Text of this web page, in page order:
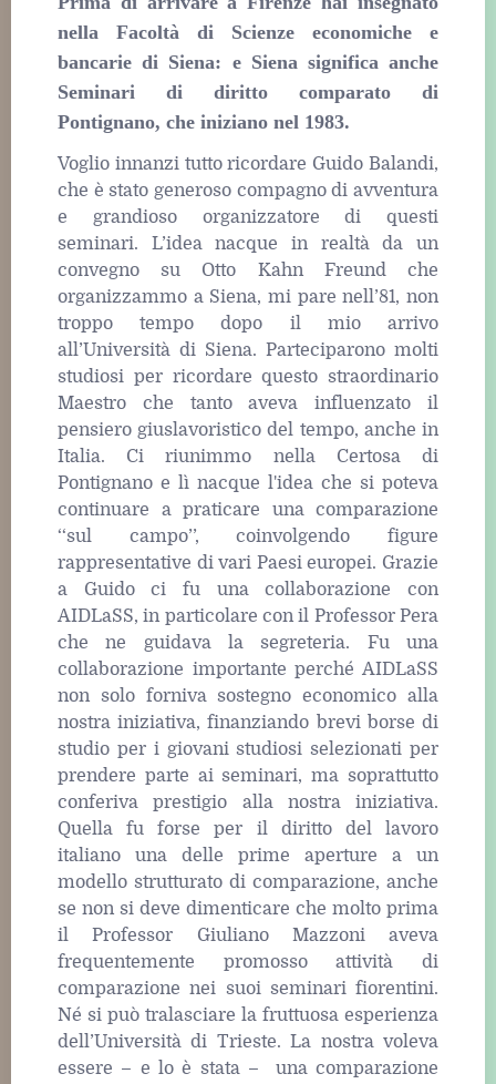
nella Facoltà di Scienze economiche e
bancarie di Siena: e Siena significa anche
Seminari di diritto comparato di
Pontignano, che iniziano nel 1983.
Voglio innanzi tutto ricordare Guido Balandi,
che è stato generoso compagno di avventura
e grandioso organizzatore di questi
seminari. L’idea nacque in realtà da un
convegno su Otto Kahn Freund che
organizzammo a Siena, mi pare nell’81, non
troppo tempo dopo il mio arrivo
all’Università di Siena. Parteciparono molti
studiosi per ricordare questo straordinario
Maestro che tanto aveva influenzato il
pensiero giuslavoristico del tempo, anche in
Italia. Ci riunimmo nella Certosa di
Pontignano e lì nacque l'idea che si poteva
continuare a praticare una comparazione
‘‘sul campo’’, coinvolgendo figure
rappresentative di vari Paesi europei. Grazie
a Guido ci fu una collaborazione con
AIDLaSS, in particolare con il Professor Pera
che ne guidava la segreteria. Fu una
collaborazione importante perché AIDLaSS
non solo forniva sostegno economico alla
nostra iniziativa, finanziando brevi borse di
studio per i giovani studiosi selezionati per
prendere parte ai seminari, ma soprattutto
conferiva prestigio alla nostra iniziativa.
Quella fu forse per il diritto del lavoro
italiano una delle prime aperture a un
modello strutturato di comparazione, anche
se non si deve dimenticare che molto prima
il Professor Giuliano Mazzoni aveva
frequentemente promosso attività di
comparazione nei suoi seminari fiorentini.
Né si può tralasciare la fruttuosa esperienza
dell’Università di Trieste. La nostra voleva
essere – e lo è stata – una comparazione